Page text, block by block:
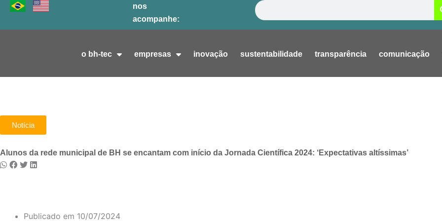
o
nos
acompanhe:
Pesquisar
o bh-tec empresas inovação sustentabilidade transparência comunicação
Notícia
Alunos da rede municipal de BH se encantam com início da Jornada Científica 2024: ‘Expectativas altíssimas’
Publicado em 10/07/2024